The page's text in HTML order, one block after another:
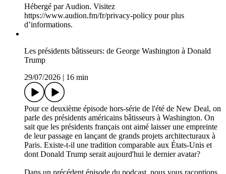
époque marquée par le début des grands chantiers
présidentiels parisiens, et le choc inédit d'une première
cohabitation avec L'Inconnu de la Grande Arche, réalisé par
L'Inconnu de la Grande Arche retrace le destin méconnu et la
trajectoire contrariée de Johan Otto von Spreckelsen,
par François Mitterrand pour concevoir l'arche de la Défense.
Porté par Michel Fau dans le rôle du président souverain et
Xavier Dolan en conseiller culturel, le film explore avec ironie
et réalisme la collision inévitable entre la vision pure d'un
artiste et les contraintes implacables du pouvoir politique
français.
Dans Cinépolis, Florence Colombani, critique de cinéma, et
son père Jean-Marie Colombani explorent les liens étroits
entre le septième art et la politique, en se concentrant sur un
grand film qui se confronte à une réalité sociale et historique.